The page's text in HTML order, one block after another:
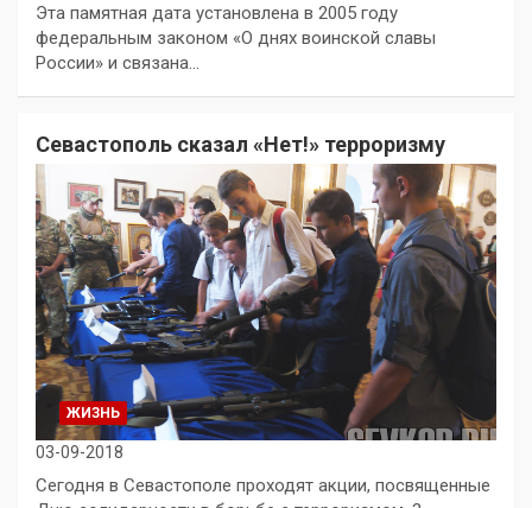
Эта памятная дата установлена в 2005 году
федеральным законом «О днях воинской славы
России» и связана…
Севастополь сказал «Нет!» терроризму
ЖИЗНЬ
03-09-2018
Сегодня в Севастополе проходят акции, посвященные